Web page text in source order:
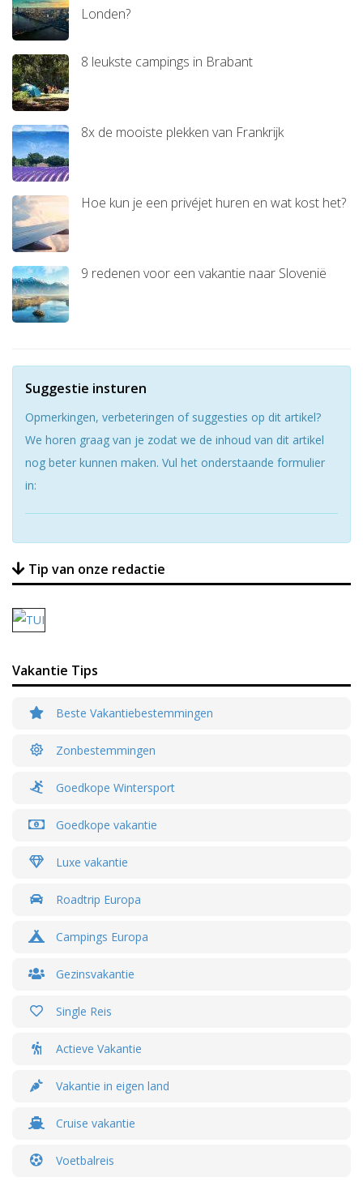
Londen?
8 leukste campings in Brabant
8x de mooiste plekken van Frankrijk
Hoe kun je een privéjet huren en wat kost het?
9 redenen voor een vakantie naar Slovenië
Suggestie insturen
Opmerkingen, verbeteringen of suggesties op dit artikel?
We horen graag van je zodat we de inhoud van dit artikel
nog beter kunnen maken. Vul het onderstaande formulier
in:
Tip van onze redactie
Vakantie Tips
Beste Vakantiebestemmingen
Zonbestemmingen
Goedkope Wintersport
Goedkope vakantie
Luxe vakantie
Roadtrip Europa
Campings Europa
Gezinsvakantie
Single Reis
Actieve Vakantie
Vakantie in eigen land
Cruise vakantie
Voetbalreis